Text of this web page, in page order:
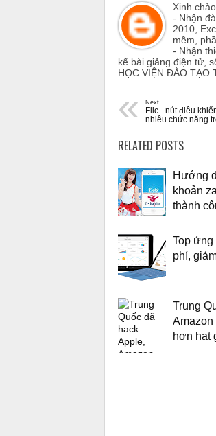
Xinh
- Nhận
2010,
mềm,
- Nhận
kế bài giảng điện tử,
HỌC VIỆN ĐÀO TẠO
« Next
Flic - nút điều
nhiều chức năng
RELATED POSTS
Hướng
khoản
thành
Top ứng
phí,
Trung
hơn hạt